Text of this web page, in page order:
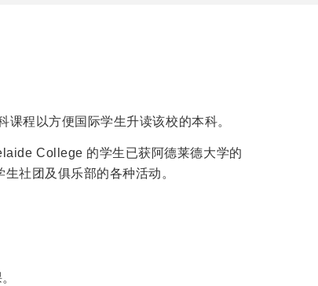
程以方便国际学生升读该校的本科。
College 的学生已获阿德莱德大学的
社团及俱乐部的各种活动。